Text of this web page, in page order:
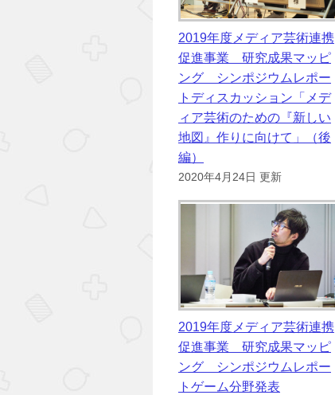
2019年度メディア芸術連携
促進事業 研究成果マッピ
ング シンポジウムレポー
トディスカッション「メデ
ィア芸術のための『新しい
地図』作りに向けて」（後
編）
2020年4月24日 更新
2019年度メディア芸術連携
促進事業 研究成果マッピ
ング シンポジウムレポー
トゲーム分野発表